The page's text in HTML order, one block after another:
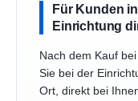
Für Kunden
Einrichtung
Nach dem Kauf
Sie bei der
Ort, direkt bei